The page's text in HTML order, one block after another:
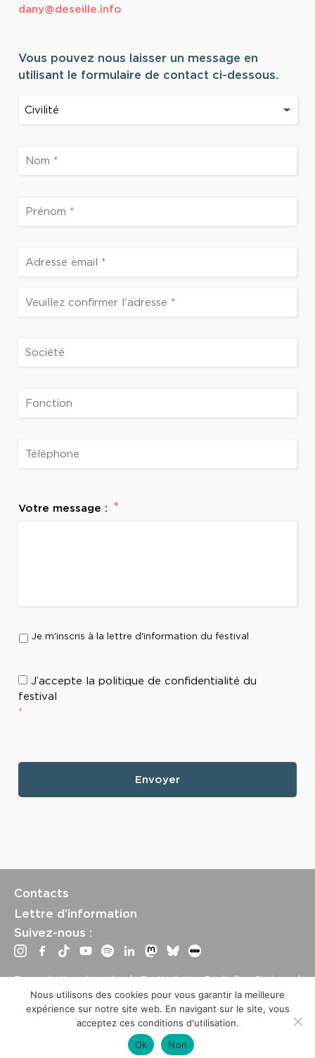
dany@deseille.info
Vous pouvez nous laisser un message en
utilisant le formulaire de contact ci-dessous.
Nom *
Prénom *
mail *
un
l’e-
Votre message : *
Lettre
Je m'inscris à la lettre d'information du festival
RGPD
J’accepte la politique de confidentialité du
festival
*
Contacts
Lettre d’information
Suivez-nous :
Tous droits réservés | Festival La Rochelle Cinéma |
International Film Festival – Mentions légales –Conditions
générales de vente
Crédits site : Marine Breton, design ;Etienne Delcambre,
développement et mise à jour
Nous utilisons des cookies pour vous garantir la meilleure
expérience sur notre site web. En navigant sur le site, vous
acceptez ces conditions d'utilisation.
Ok
Non